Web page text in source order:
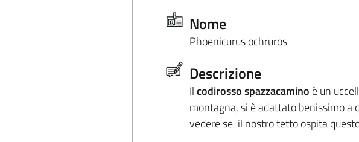
Nome
Phoenicurus ochruros
Descrizione
Ilcodirosso spazzacamino è un
montagna, si è adattato benissimo a
vedere se il nostro tetto ospita